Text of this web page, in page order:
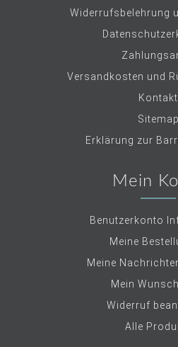
Widerrufsbelehrung
Versandkosten und
Kontakt
Sitemap
Erklärung zur
Mein
Benutzerkonto
Meine
Meine
Mein
Widerruf
Alle